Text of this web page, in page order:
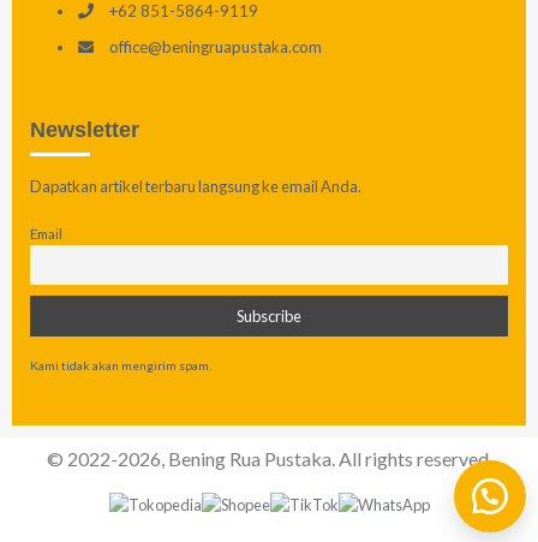
+62 851-5864-9119
office@beningruapustaka.com
Newsletter
Dapatkan artikel terbaru langsung ke email Anda.
Email
Kami tidak akan mengirim spam.
© 2022-2026, Bening Rua Pustaka. All rights reserved.